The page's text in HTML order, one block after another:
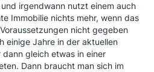
irgendwann nutzt einem auch
Immobilie nichts mehr, wenn das
nicht gegeben
einige Jahre in der aktuellen
gleich etwas in einer
Dann braucht man sich im